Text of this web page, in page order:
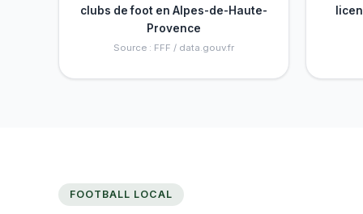
clubs de foot en Alpes-de-Haute-
Provence
Source : FFF / data.gouv.fr
FOOTBALL LOCAL